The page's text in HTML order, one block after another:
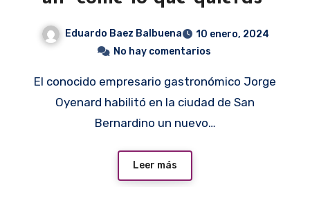
Eduardo Baez Balbuena
10 enero, 2024
No hay comentarios
El conocido empresario gastronómico Jorge
Oyenard habilitó en la ciudad de San
Bernardino un nuevo…
Leer más